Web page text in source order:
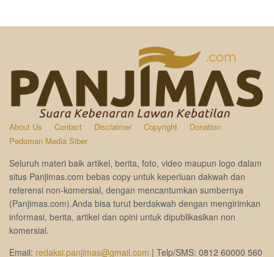
About Us Contact Disclaimer Copyright
Donation
Pedoman Media Siber
Seluruh materi baik artikel, berita, foto, video maupun logo dalam
situs Panjimas.com bebas copy untuk keperluan dakwah dan
referensi non-komersial, dengan mencantumkan sumbernya
(Panjimas.com).Anda bisa turut berdakwah dengan mengirimkan
informasi, berita, artikel dan opini untuk dipublikasikan non
komersial.
Email: redaksi.panjimas@gmail.com | Telp/SMS: 0812 60000 560